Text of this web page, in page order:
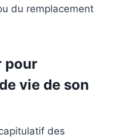
du remplacement
pour
vie de son
des